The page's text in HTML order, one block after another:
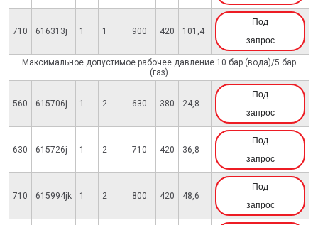
710 616313j 1 1 900 420 101,4
Под
запрос
Максимальное допустимое рабочее давление 10 бар (вода)/5 бар
(газ)
560 615706j 1 2 630 380 24,8
Под
запрос
630 615726j 1 2 710 420 36,8
Под
запрос
710 615994jk 1 2 800 420 48,6
Под
запрос